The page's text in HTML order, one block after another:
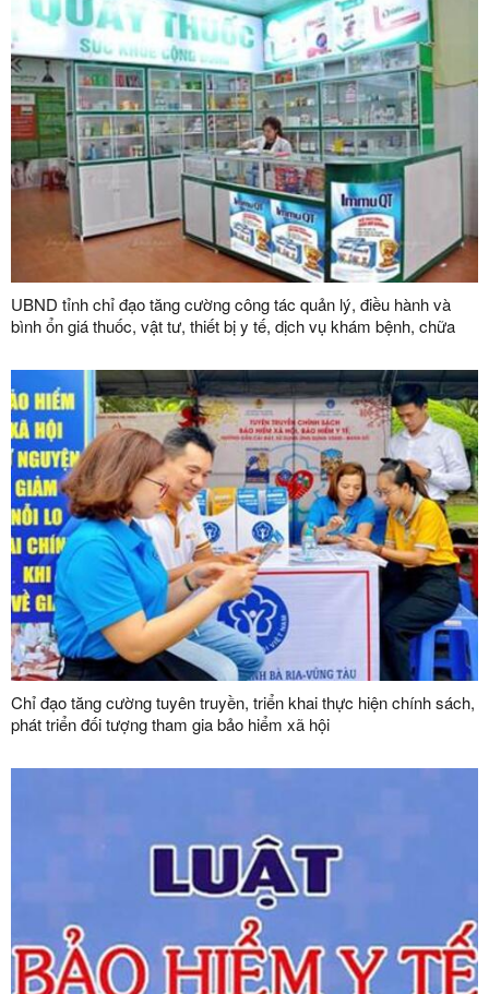
UBND tỉnh chỉ đạo tăng cường công tác quản lý, điều hành và
bình ổn giá thuốc, vật tư, thiết bị y tế, dịch vụ khám bệnh, chữa
Chỉ đạo tăng cường tuyên truyền, triển khai thực hiện chính sách,
phát triển đối tượng tham gia bảo hiểm xã hội